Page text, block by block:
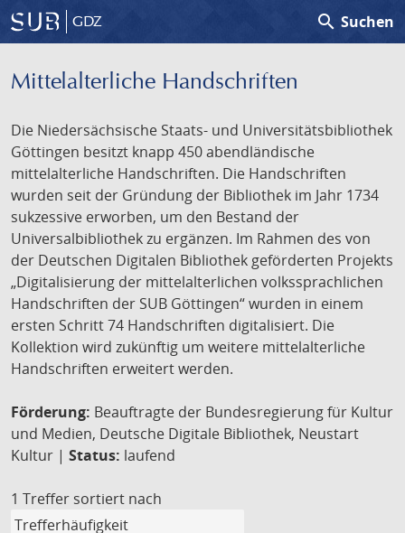
GDZ search Suchen
Mittelalterliche Handschriften
Die Niedersächsische Staats- und Universitätsbibliothek
Göttingen besitzt knapp 450 abendländische
mittelalterliche Handschriften. Die Handschriften
wurden seit der Gründung der Bibliothek im Jahr 1734
sukzessive erworben, um den Bestand der
Universalbibliothek zu ergänzen. Im Rahmen des von
der Deutschen Digitalen Bibliothek geförderten Projekts
„Digitalisierung der mittelalterlichen volkssprachlichen
Handschriften der SUB Göttingen“ wurden in einem
ersten Schritt 74 Handschriften digitalisiert. Die
Kollektion wird zukünftig um weitere mittelalterliche
Handschriften erweitert werden.
Förderung: Beauftragte der Bundesregierung für Kultur
und Medien, Deutsche Digitale Bibliothek, Neustart
Kultur | Status: laufend
1 Treffer sortiert nach